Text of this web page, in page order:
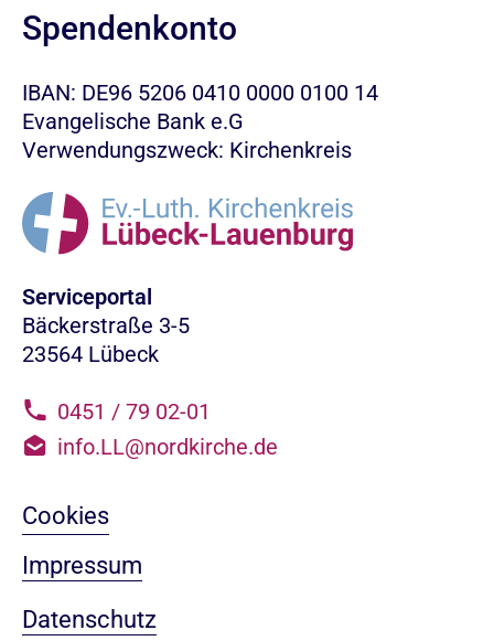
Spendenkonto
IBAN: DE96 5206 0410 0000 0100 14
Evangelische Bank e.G
Verwendungszweck: Kirchenkreis
Serviceportal
Bäckerstraße 3-5
23564 Lübeck
0451 / 79 02-01
info.LL@nordkirche.de
Cookies
Impressum
Datenschutz